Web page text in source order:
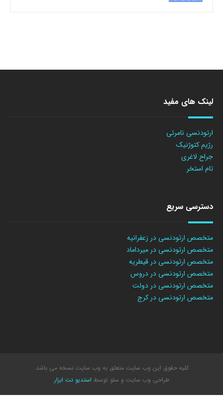
لینک های مفید
ارتودنسی نامرئی
رژیم کتوژنیک
جراح لاغری
تام استخر
دسترسی سریع
متخصص ارتودنسی در زعفرانیه
متخصص ارتودنسی در میرداماد
متخصص ارتودنسی در قیطریه
متخصص ارتودنسی در دروس
متخصص ارتودنسی در دولت
متخصص ارتودنسی در کرج
کلیه حقوق این وب سایت متعلق به وب سایت نسخه می باشد.
طراحی وب سایت و سئو توسط استدیو نت ابزار